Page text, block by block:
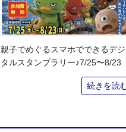
親子でめぐるスマホでできるデジ
タルスタンプラリー♪7/25〜8/23
続きを読